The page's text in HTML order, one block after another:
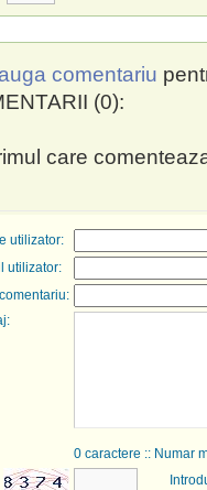
comentariu
(0):
care
utilizator:
utilizator:
0 caractere :: Numar